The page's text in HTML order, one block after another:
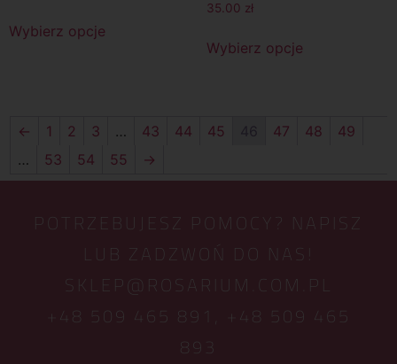
Wybierz opcje
35.00 zł
Wybierz opcje
← 1 2 3 … 43 44 45 46 47 48
49
…
53 54 55 →
POTRZEBUJESZ POMOCY? NAPISZ
LUB ZADZWOŃ DO NAS!
SKLEP@ROSARIUM.COM.PL
+48 509 465 891,
+48 509 465
893